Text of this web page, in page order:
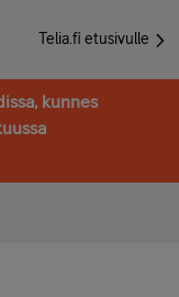
Telia.fi etusivulle
kunnes